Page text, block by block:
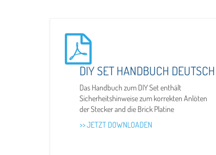
DIY SET HANDBUCH DEUTSCH
Das Handbuch zum DIY Set enthält
Sicherheitshinweise zum korrekten Anlöten
der Stecker and die Brick Platine
>> JETZT DOWNLOADEN